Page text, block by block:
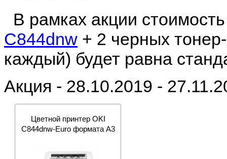
В рамках акции
C844dnw + 2 черных
каждый) будет равна
Акция - 28.10.2019 -
Цветной принтер OKI
C844dnw-Euro формата A3